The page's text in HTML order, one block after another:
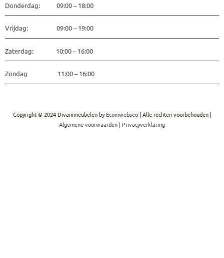
Donderdag: 09:00 – 18:00
Vrijdag: 09:00 – 19:00
Zaterdag: 10:00 – 16:00
Zondag 11:00 – 16:00
Copyright © 2024 Divanimeubelen byEcomwebseo| Alle rechten voorbehouden |
Algemene voorwaarden | Privacyverklaring